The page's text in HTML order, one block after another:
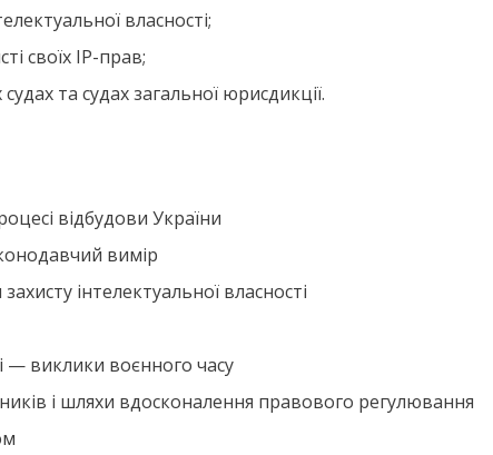
власності;
своїх ІР-прав;
та судах загальної юрисдикції.
відбудови України
вимір
інтелектуальної власності
— виклики воєнного часу
і шляхи вдосконалення правового регулювання